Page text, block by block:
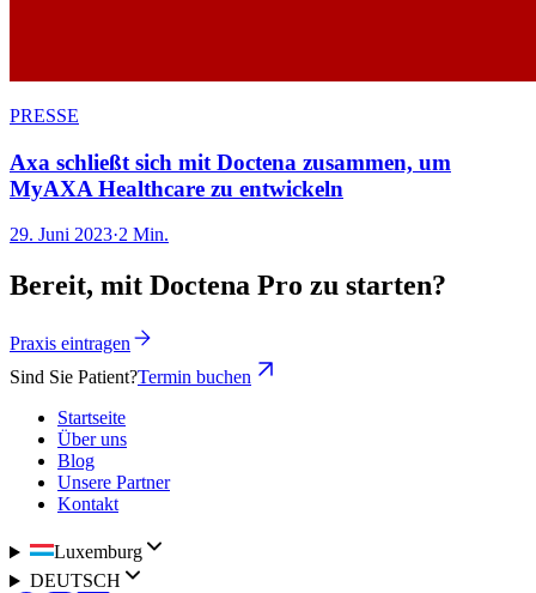
PRESSE
Axa schließt sich mit Doctena zusammen, um
MyAXA Healthcare zu entwickeln
29. Juni 2023·2 Min.
Bereit, mit Doctena Pro zu starten?
Praxis eintragen
Sind Sie Patient?Termin buchen
Startseite
Über uns
Blog
Unsere Partner
Kontakt
Luxemburg
DEUTSCH